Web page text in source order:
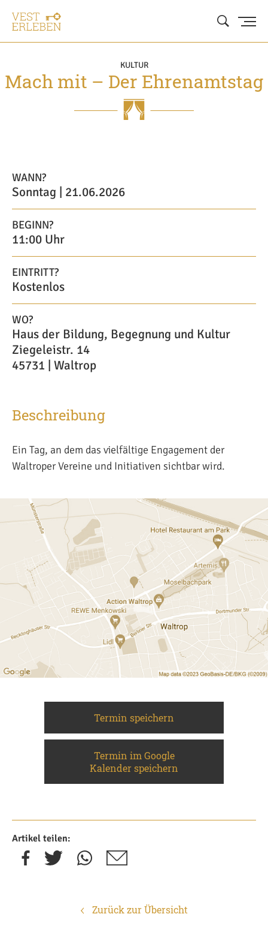
KULTUR
Mach mit – Der Ehrenamtstag
WANN?
Sonntag | 21.06.2026
BEGINN?
11:00 Uhr
EINTRITT?
Kostenlos
WO?
Haus der Bildung, Begegnung und Kultur
Ziegeleistr. 14
45731 | Waltrop
Beschreibung
Ein Tag, an dem das vielfältige Engagement der
Waltroper Vereine und Initiativen sichtbar wird.
Termin speichern
Termin im Google
Kalender speichern
Artikel teilen:
Zurück zur Übersicht